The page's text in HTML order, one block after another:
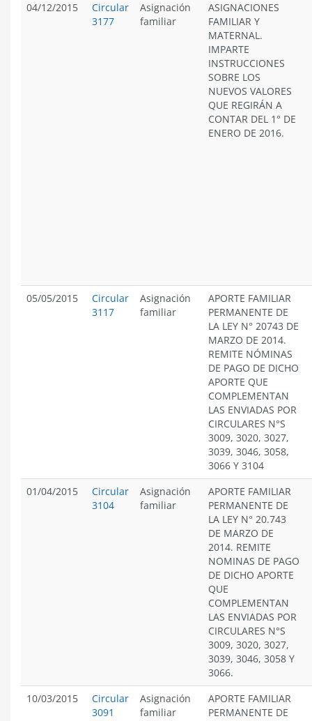
04/12/2015
Circular
3177
Asignación
familiar
ASIGNACIONES
FAMILIAR Y
MATERNAL.
IMPARTE
INSTRUCCIONES
SOBRE LOS
NUEVOS VALORES
QUE REGIRÁN A
CONTAR DEL 1° DE
ENERO DE 2016.
05/05/2015
Circular
3117
Asignación
familiar
APORTE FAMILIAR
PERMANENTE DE
LA LEY N° 20743 DE
MARZO DE 2014.
REMITE NÓMINAS
DE PAGO DE DICHO
APORTE QUE
COMPLEMENTAN
LAS ENVIADAS POR
CIRCULARES N°S
3009, 3020, 3027,
3039, 3046, 3058,
3066 Y 3104
01/04/2015
Circular
3104
Asignación
familiar
APORTE FAMILIAR
PERMANENTE DE
LA LEY N° 20.743
DE MARZO DE
2014. REMITE
NOMINAS DE PAGO
DE DICHO APORTE
QUE
COMPLEMENTAN
LAS ENVIADAS POR
CIRCULARES N°S
3009, 3020, 3027,
3039, 3046, 3058 Y
3066.
10/03/2015
Circular
3091
Asignación
familiar
APORTE FAMILIAR
PERMANENTE DE